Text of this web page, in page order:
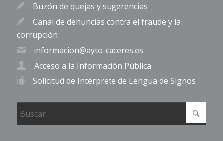
Buzón de quejas y sugerencias
Canal de denuncias contra el fraude y la
corrupción
informacion@ayto-caceres.es
Acceso a la Información Pública
Solicitud de Intérprete de Lengua de Signos